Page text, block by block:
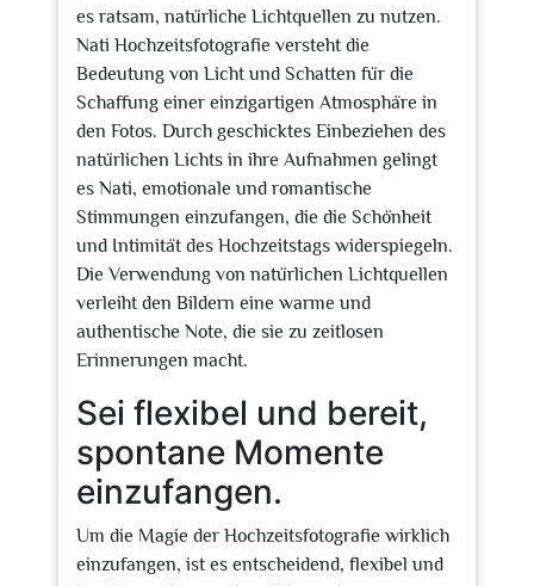
es ratsam, natürliche Lichtquellen zu nutzen.
Nati Hochzeitsfotografie versteht die
Bedeutung von Licht und Schatten für die
Schaffung einer einzigartigen Atmosphäre in
den Fotos. Durch geschicktes Einbeziehen des
natürlichen Lichts in ihre Aufnahmen gelingt
es Nati, emotionale und romantische
Stimmungen einzufangen, die die Schönheit
und Intimität des Hochzeitstags widerspiegeln.
Die Verwendung von natürlichen Lichtquellen
verleiht den Bildern eine warme und
authentische Note, die sie zu zeitlosen
Erinnerungen macht.
Sei flexibel und bereit,
spontane Momente
einzufangen.
Um die Magie der Hochzeitsfotografie wirklich
einzufangen, ist es entscheidend, flexibel und